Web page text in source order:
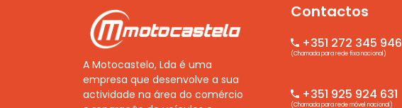
A Motocastelo, Lda é uma
empresa que desenvolve a sua
actividade na área do comércio
Contactos
+351 272 345 946
(Chamada para rede fixa nacional)
+351 925 924 631
(Chamada para rede móvel nacional)